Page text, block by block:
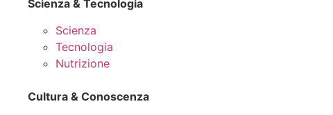
Scienza & Tecnologia
Scienza
Tecnologia
Nutrizione
Cultura & Conoscenza